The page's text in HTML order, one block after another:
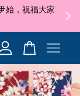
始，祝福大家
✦
。